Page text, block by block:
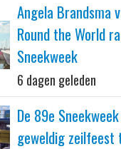
Angela Brandsma
Round the World
Sneekweek
6 dagen geleden
De 89e
geweldig zeilfeest